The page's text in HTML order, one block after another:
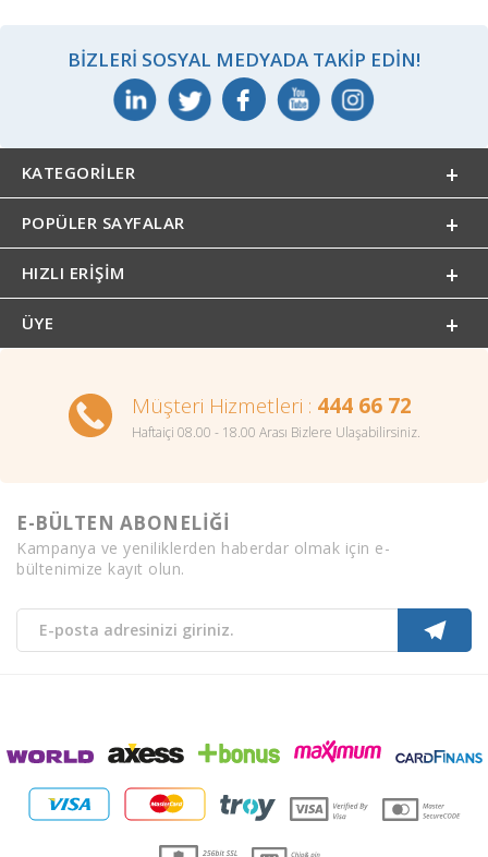
BIZLERI SOSYAL MEDYADA TAKIP EDIN!
KATEGORILER
POPÜLER SAYFALAR
HIZLI ERIŞIM
ÜYE
Müşteri Hizmetleri : 444 66 72
Haftaiçi 08.00 - 18.00 Arası Bizlere Ulaşabilirsiniz.
E-BÜLTEN ABONELİĞİ
Kampanya ve yeniliklerden haberdar olmak için e-
bültenimize kayıt olun.